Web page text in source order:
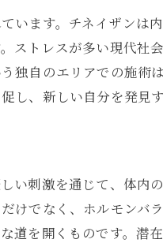
さを追求する
たな自分
分らしさ
追求する方法
います。チネイザンは
ストレスが多い現代社
独自のエリアでの施術
、新しい自分を発見
い刺激を通じて、体内
けでなく、ホルモンバ
を開くものです。潜